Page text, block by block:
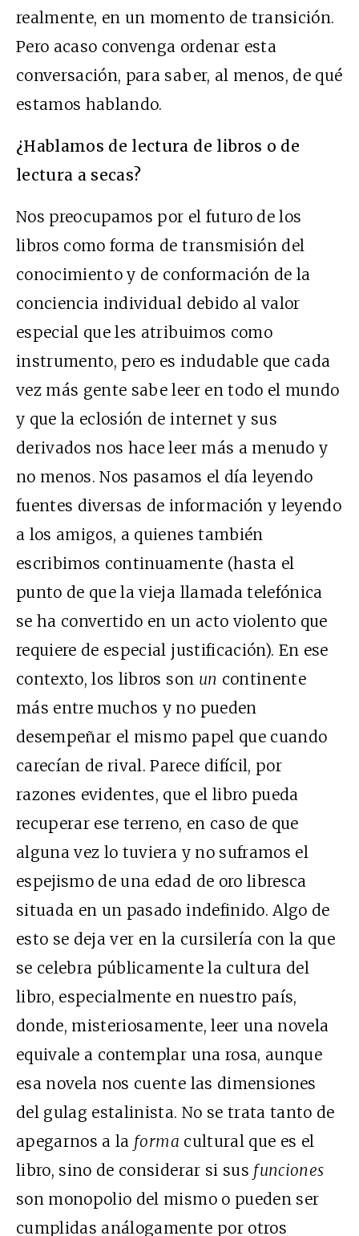
realmente, en un momento de transición.
Pero acaso convenga ordenar esta
conversación, para saber, al menos, de qué
estamos hablando.
¿Hablamos de lectura de libros o de
lectura a secas?
Nos preocupamos por el futuro de los
libros como forma de transmisión del
conocimiento y de conformación de la
conciencia individual debido al valor
especial que les atribuimos como
instrumento, pero es indudable que cada
vez más gente sabe leer en todo el mundo
y que la eclosión de internet y sus
derivados nos hace leer más a menudo y
no menos. Nos pasamos el día leyendo
fuentes diversas de información y leyendo
a los amigos, a quienes también
escribimos continuamente (hasta el
punto de que la vieja llamada telefónica
se ha convertido en un acto violento que
requiere de especial justificación). En ese
contexto, los libros son un continente
más entre muchos y no pueden
desempeñar el mismo papel que cuando
carecían de rival. Parece difícil, por
razones evidentes, que el libro pueda
recuperar ese terreno, en caso de que
alguna vez lo tuviera y no suframos el
espejismo de una edad de oro libresca
situada en un pasado indefinido. Algo de
esto se deja ver en la cursilería con la que
se celebra públicamente la cultura del
libro, especialmente en nuestro país,
donde, misteriosamente, leer una novela
equivale a contemplar una rosa, aunque
esa novela nos cuente las dimensiones
del gulag estalinista. No se trata tanto de
apegarnos a la forma cultural que es el
libro, sino de considerar si sus funciones
son monopolio del mismo o pueden ser
cumplidas análogamente por otros